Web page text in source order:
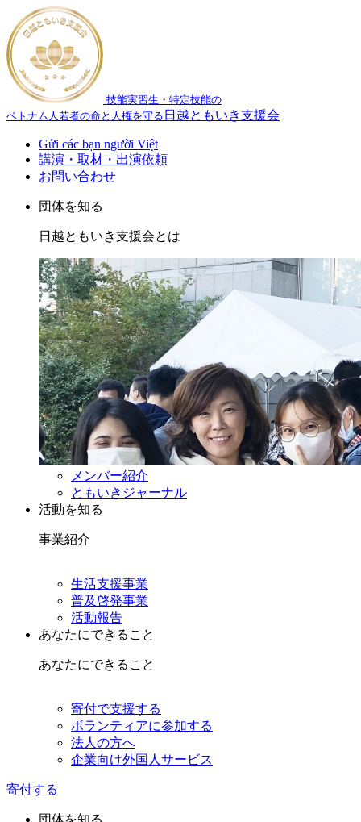
技能実習生・特定技能の
ベトナム人若者の命と人権を守る 日越ともいき支援会
Gửi các bạn người Việt
講演・取材・出演依頼
お問い合わせ
団体を知る
日越ともいき支援会とは
メンバー紹介
ともいきジャーナル
活動を知る
事業紹介
生活支援事業
普及啓発事業
活動報告
あなたにできること
あなたにできること
寄付で支援する
ボランティアに参加する
法人の方へ
企業向け外国人サービス
寄付する
団体を知る